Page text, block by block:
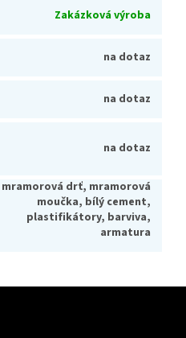
Zakázková výroba
na dotaz
na dotaz
na dotaz
mramorová drť, mramorová
moučka, bílý cement,
plastifikátory, barviva,
armatura